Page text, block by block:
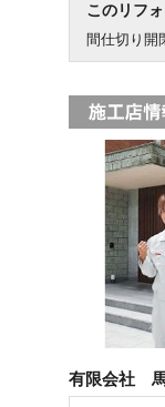
このリフ
間仕切り
有限会社 馬